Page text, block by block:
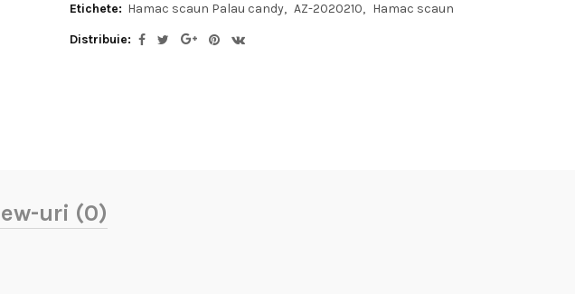
Etichete: Hamac scaun Palau candy AZ-2020210
Hamac scaun
Distribuie:
uri (0)